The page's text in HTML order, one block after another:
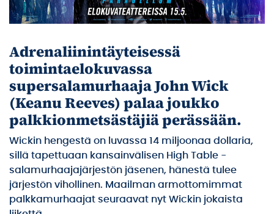
Adrenaliinintäyteisessä
toimintaelokuvassa
supersalamurhaaja John Wick
(Keanu Reeves) palaa joukko
palkkionmetsästäjiä perässään.
Wickin hengestä on luvassa 14 miljoonaa dollaria,
sillä tapettuaan kansainvälisen High Table -
salamurhaajajärjestön jäsenen, hänestä tulee
järjestön vihollinen. Maailman armottomimmat
palkkamurhaajat seuraavat nyt Wickin jokaista